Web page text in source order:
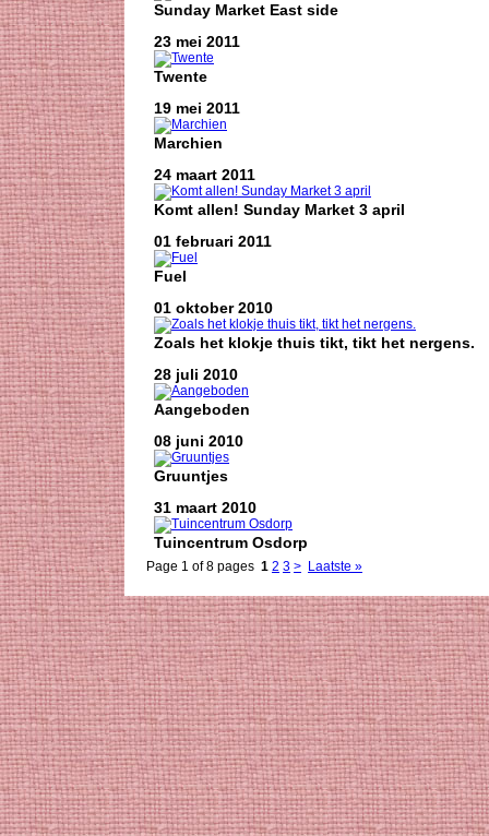
Sunday Market East side
23 mei 2011
Twente
19 mei 2011
Marchien
24 maart 2011
Komt allen! Sunday Market 3 april
01 februari 2011
Fuel
01 oktober 2010
Zoals het klokje thuis tikt, tikt het nergens.
28 juli 2010
Aangeboden
08 juni 2010
Gruuntjes
31 maart 2010
Tuincentrum Osdorp
Page 1 of 8 pages 1 2 3 > Laatste »